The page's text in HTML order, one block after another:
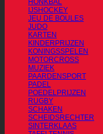
HONKBAL
IJSHOCKEY
JEU DE BOULES
JUDO
KARTEN
KINDERPRIJZEN
KONINGSSPELEN
MOTORCROSS
MUZIEK
PAARDENSPORT
PADEL
POEDELPRIJZEN
RUGBY
SCHAKEN
SCHEIDSRECHTER
SINTERKLAAS